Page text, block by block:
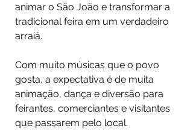
animar o São João e transformar a
tradicional feira em um verdadeiro
arraiá.
Com muito músicas que o povo
gosta, a expectativa é de muita
animação, dança e diversão para
feirantes, comerciantes e visitantes
que passarem pelo local.